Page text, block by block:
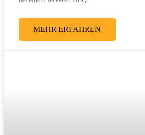
MEHR ERFAHREN